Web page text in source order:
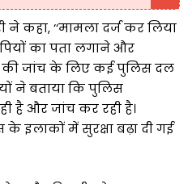
कहा, ‘‘मामला दर्ज कर लिया
का पता लगाने और
जांच के लिए कई पुलिस दल
ने बताया कि पुलिस
है और जांच कर रही है।
इलाकों में सुरक्षा बढ़ा दी गई